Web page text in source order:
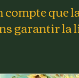
que
garantir la